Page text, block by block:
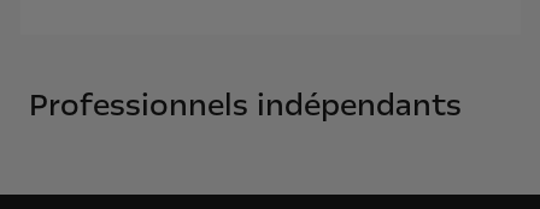
Professionnels indépendants